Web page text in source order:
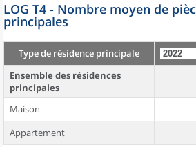
LOG T4 - Nombre moyen de
principales
Type de résidence principale
Ensemble des résidences
principales
Maison
Appartement